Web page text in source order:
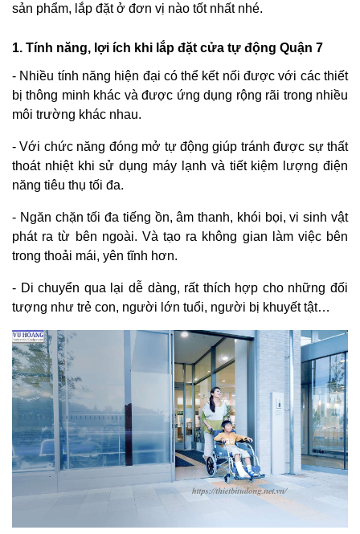
sản phẩm, lắp đặt ở đơn vị nào tốt nhất nhé.
1. Tính năng, lợi ích khi lắp đặt cửa tự động Quận 7
- Nhiều tính năng hiện đại có thể kết nối được với các thiết
bị thông minh khác và được ứng dụng rộng rãi trong nhiều
môi trường khác nhau.
- Với chức năng đóng mở tự động giúp tránh được sự thất
thoát nhiệt khi sử dụng máy lạnh và tiết kiệm lượng điện
năng tiêu thụ tối đa.
- Ngăn chặn tối đa tiếng ồn, âm thanh, khói bọi, vi sinh vật
phát ra từ bên ngoài. Và tạo ra không gian làm việc bên
trong thoải mái, yên tĩnh hơn.
- Di chuyển qua lại dễ dàng, rất thích hợp cho những đối
tượng như trẻ con, người lớn tuổi, người bị khuyết tật…